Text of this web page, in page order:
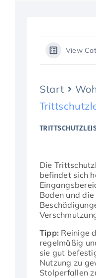
Aktuelles
View
Start
Die
befindet sich
Boden und
Tipp: Reinige
regelmäßig
sie gut
Nutzung zu
Stolperfallen